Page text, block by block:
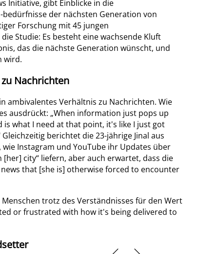
Initiative, gibt Einblicke in die
der nächsten Generation von
Forschung mit 45 jungen
Studie: Es besteht eine wachsende Kluft
das die nächste Generation wünscht, und
wird.
Nachrichten
ambivalentes Verhältnis zu Nachrichten. Wie
ausdrückt: „When information just pops up
is what I need at that point, it's like I just got
berichtet die 23-jährige Jinal aus
wie Instagram und YouTube ihr Updates über
city“ liefern, aber auch erwartet, dass die
that [she is] otherwise forced to encounter
trotz des Verständnisses für den Wert
or frustrated with how it's being delivered to